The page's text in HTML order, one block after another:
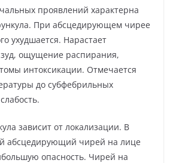
проявлений характерна
При абсцедирующем чирее
ухудшается. Нарастает
ощущение распирания,
интоксикации. Отмечается
до субфебрильных
зависит от локализации. В
абсцедирующий чирей на лице
опасность. Чирей на